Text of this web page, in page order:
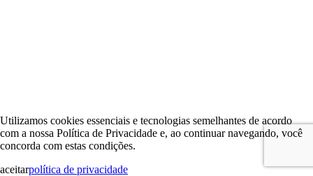
Utilizamos cookies essenciais e tecnologias semelhantes de acordo
com a nossa Política de Privacidade e, ao continuar navegando, você
concorda com estas condições.
aceitarpolítica de privacidade